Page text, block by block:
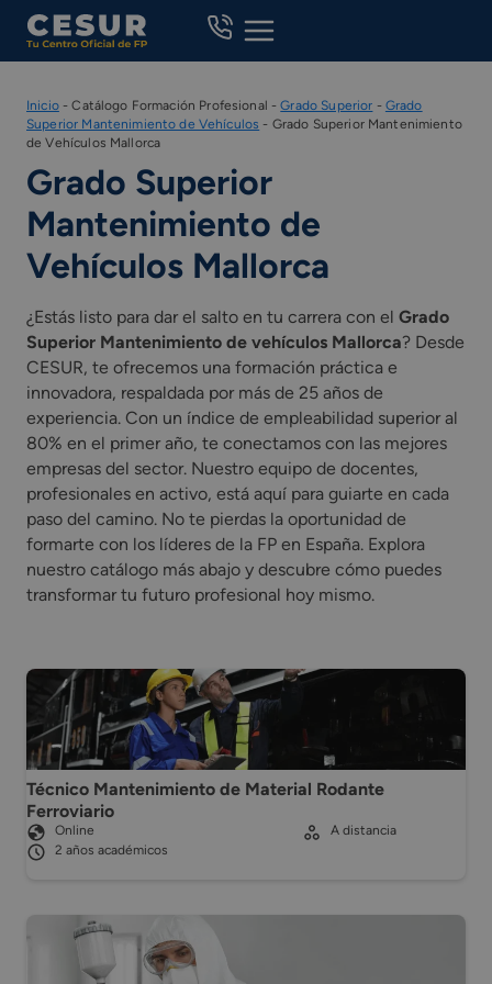
Skip
content
Inicio-Catálogo Formación Profesional -Grado Superior - Grado
Superior Mantenimiento de Vehículos - Grado Superior Mantenimiento
de Vehículos Mallorca
Grado Superior
Mantenimiento de
Vehículos Mallorca
¿Estás listo para dar el salto en tu carrera con el Grado
Superior Mantenimiento de vehículos Mallorca? Desde
CESUR, te ofrecemos una formación práctica e
innovadora, respaldada por más de 25 años de
experiencia. Con un índice de empleabilidad superior al
80% en el primer año, te conectamos con las mejores
empresas del sector. Nuestro equipo de docentes,
profesionales en activo, está aquí para guiarte en cada
paso del camino. No te pierdas la oportunidad de
formarte con los líderes de la FP en España. Explora
nuestro catálogo más abajo y descubre cómo puedes
transformar tu futuro profesional hoy mismo.
Técnico Mantenimiento de Material Rodante
Ferroviario
Online
2 años académicos
A distancia